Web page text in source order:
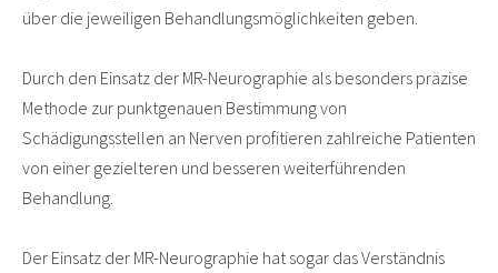
über die jeweiligen Behandlungsmöglichkeiten geben.
Durch den Einsatz der MR-Neurographie als besonders präzise
Methode zur punktgenauen Bestimmung von
Schädigungsstellen an Nerven profitieren zahlreiche Patienten
von einer gezielteren und besseren weiterführenden
Behandlung.
Der Einsatz der MR-Neurographie hat sogar das Verständnis